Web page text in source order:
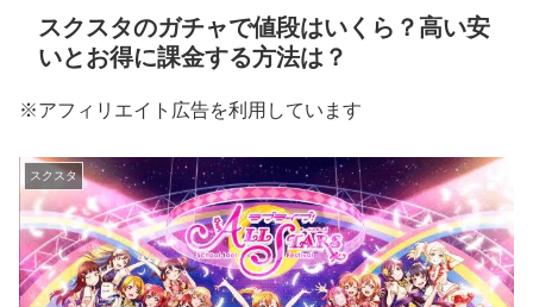
スクスタのガチャで値段はいくら？高い安
いとお得に課金する方法は？
※アフィリエイト広告を利用しています
スクスタ